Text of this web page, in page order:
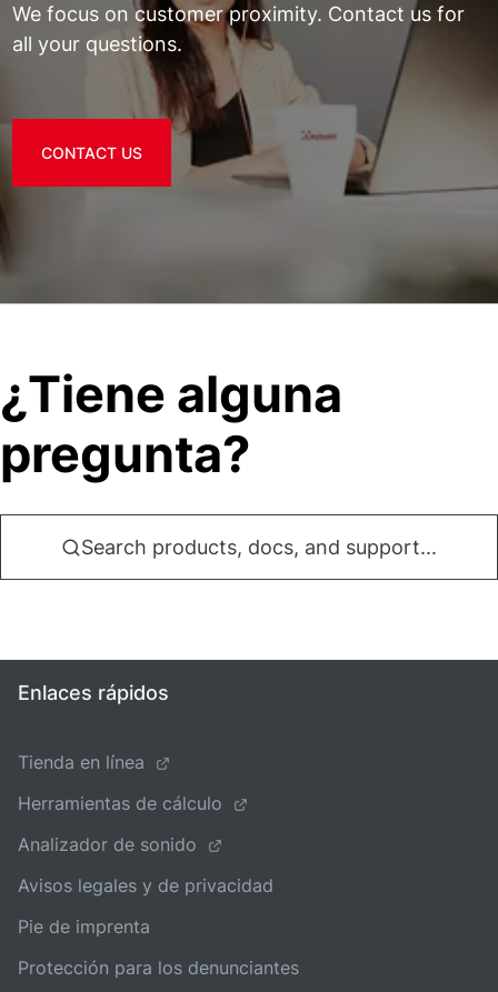
We focus on customer proximity. Contact us for
all your questions.
CONTACT US
¿Tiene alguna
pregunta?
Search products, docs, and support...
Enlaces rápidos
Tienda en línea
Herramientas de cálculo
Analizador de sonido
Avisos legales y de privacidad
Pie de imprenta
Protección para los denunciantes